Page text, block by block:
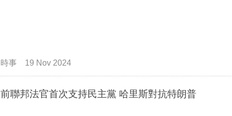
時事 19 Nov 2024
前聯邦法官首次支持民主黨 哈里斯對抗特朗普